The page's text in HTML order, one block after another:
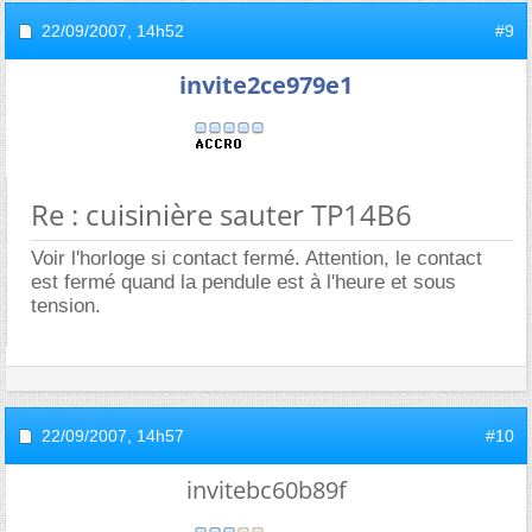
22/09/2007, 14h52 #9
invite2ce979e1
Re : cuisinière sauter TP14B6
Voir l'horloge si contact fermé. Attention, le contact
est fermé quand la pendule est à l'heure et sous
tension.
22/09/2007, 14h57 #10
invitebc60b89f